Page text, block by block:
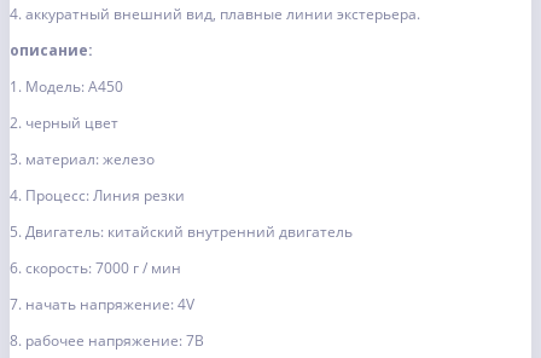
4. аккуратный внешний вид, плавные линии экстерьера.
описание:
1. Модель: A450
2. черный цвет
3. материал: железо
4. Процесс: Линия резки
5. Двигатель: китайский внутренний двигатель
6. скорость: 7000 г / мин
7. начать напряжение: 4V
8. рабочее напряжение: 7В